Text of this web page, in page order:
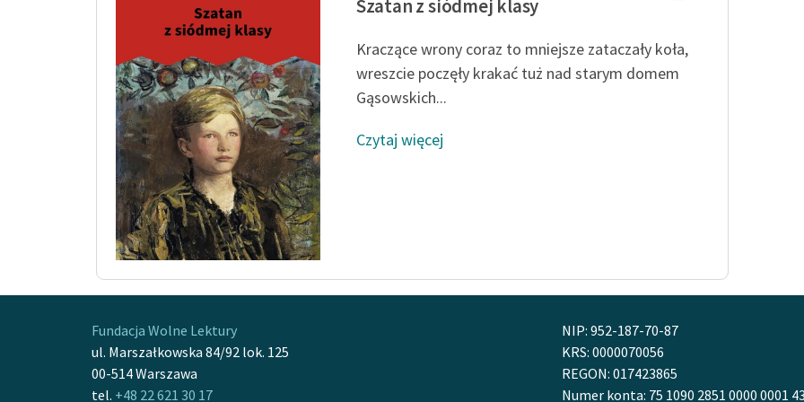
Szatan z siódmej klasy
Kraczące wrony coraz to mniejsze zataczały koła,
wreszcie poczęły krakać tuż nad starym domem
Gąsowskich...
Czytaj więcej
Fundacja Wolne Lektury
ul. Marszałkowska 84/92 lok. 125
00-514 Warszawa
tel. +48 22 621 30 17
NIP: 952-187-70-87
KRS: 0000070056
REGON: 017423865
Numer konta: 75 1090 2851 0000 0001